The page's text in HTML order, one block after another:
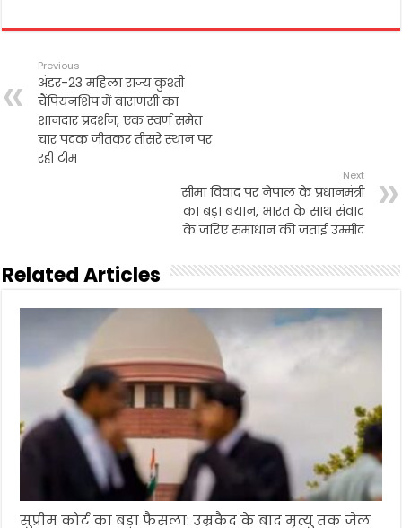
e
o
o
k
t
e
r
i
t
p
p
n
r
Previous
अंडर-23 महिला राज्य कुश्ती
चैंपियनशिप में वाराणसी का
शानदार प्रदर्शन, एक स्वर्ण समेत
चार पदक जीतकर तीसरे स्थान पर
रही टीम
Next
सीमा विवाद पर नेपाल के प्रधानमंत्री
का बड़ा बयान, भारत के साथ संवाद
के जरिए समाधान की जताई उम्मीद
Related Articles
सुप्रीम कोर्ट का बड़ा फैसला: उम्रकैद के बाद मृत्यु तक जेल